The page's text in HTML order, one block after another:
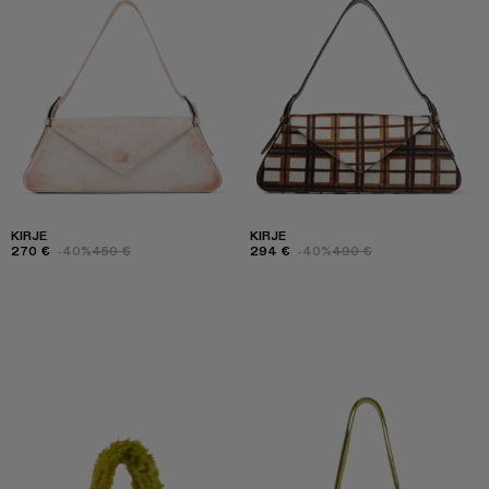
KIRJE
270 € -40%450 €
KIRJE
294 € -40%490 €